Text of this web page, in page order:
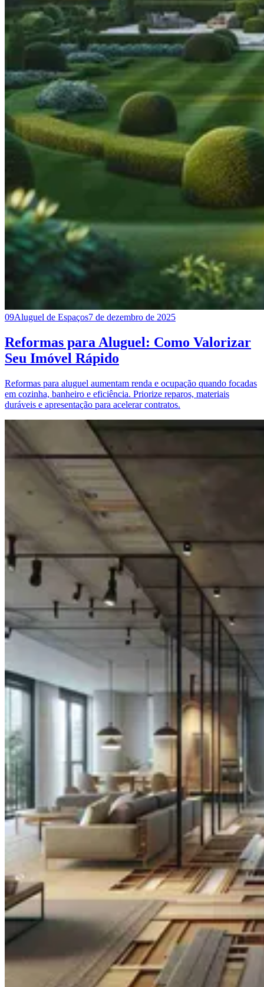
09Aluguel de Espaços7 de dezembro de 2025
Reformas para Aluguel: Como Valorizar
Seu Imóvel Rápido
Reformas para aluguel aumentam renda e ocupação quando focadas
em cozinha, banheiro e eficiência. Priorize reparos, materiais
duráveis e apresentação para acelerar contratos.